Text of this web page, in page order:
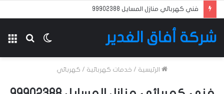
فني كهربائي منازل المسايل 99902388
بحث
الوضع
شركة أفاق الغدير
الرئيسية / خدمات كهربائية / كهربائي